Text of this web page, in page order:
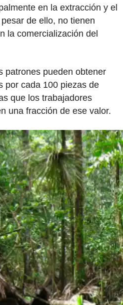
en la extracción y el
de ello, no tienen
la comercialización del
patrones pueden obtener
por cada 100 piezas de
que los trabajadores
una fracción de ese valor.